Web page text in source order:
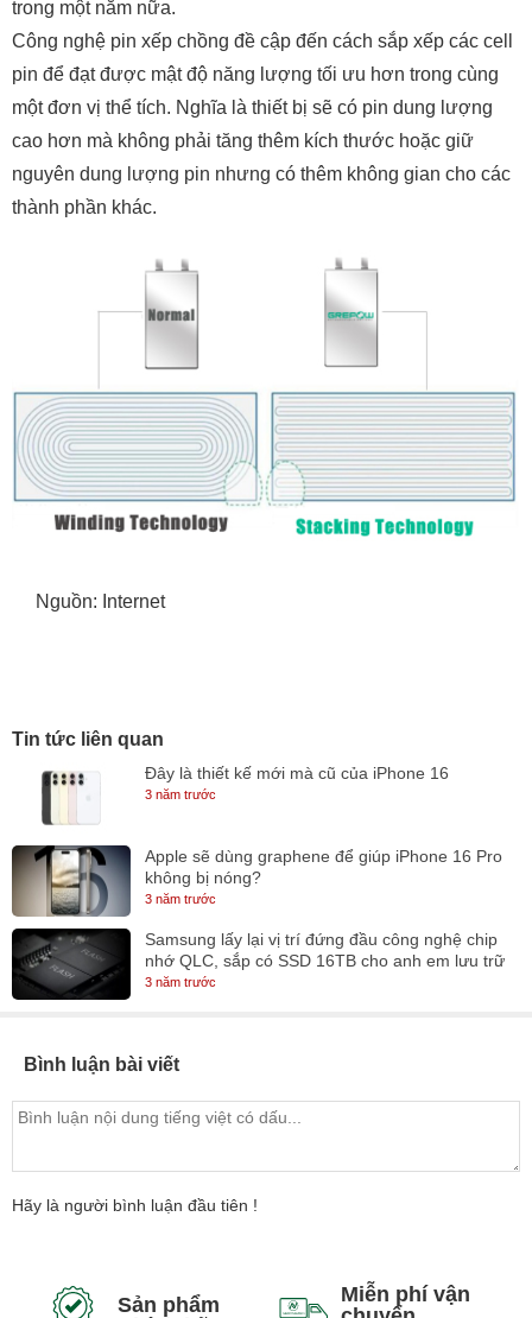
trong một năm nữa.
Công nghệ pin xếp chồng đề cập đến cách sắp xếp các cell
pin để đạt được mật độ năng lượng tối ưu hơn trong cùng
một đơn vị thể tích. Nghĩa là thiết bị sẽ có pin dung lượng
cao hơn mà không phải tăng thêm kích thước hoặc giữ
nguyên dung lượng pin nhưng có thêm không gian cho các
thành phần khác.
Nguồn: Internet
Tin tức liên quan
Đây là thiết kế mới mà cũ của iPhone 16
3 năm trước
Apple sẽ dùng graphene để giúp iPhone 16 Pro
không bị nóng?
3 năm trước
Samsung lấy lại vị trí đứng đầu công nghệ chip
nhớ QLC, sắp có SSD 16TB cho anh em lưu trữ
3 năm trước
Bình luận bài viết
Hãy là người bình luận đầu tiên !
Sản phẩm
Miễn phí vận